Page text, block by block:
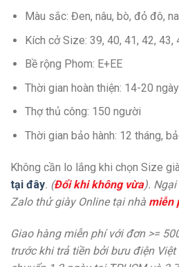
Màu sắc: Đen, nâu, bò, đỏ đô,
Kích cở Size: 39, 40, 41, 42,
Bề rộng Phom: E+EE
Thời gian hoàn thiện: 14-20
Thợ thủ công: 150 người
Thời gian bảo hành: 12 tháng,
Không cần lo lắng khi chọn Size
tại đây. (Đổi khi không vừa). Ngại
Zalo thử giày Online tại nhà miễn
Giao hàng miễn phí với đơn >=
trước khi trả tiền bởi bưu điện